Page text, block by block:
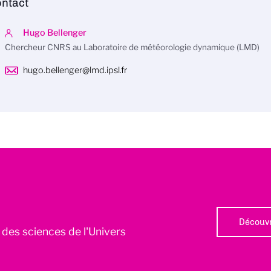
Hugo Bellenger
Chercheur CNRS au Laboratoire de météorologie dynamique (LMD)
hugo.bellenger@lmd.ipsl.fr
sciences de l'Univers